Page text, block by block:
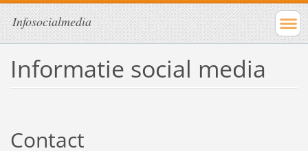
Infosocialmedia
Informatie social media
Contact